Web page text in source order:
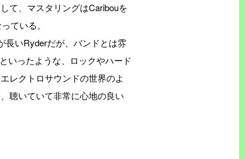
て、マスタリングはCaribouを
ている。
長いRyderだが、バンドとは雰
いったような、ロックやハード
レクトロサウンドの世界のよ
聴いていて非常に心地の良い